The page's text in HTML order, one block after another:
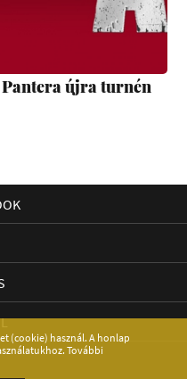
Pantera újra turnén
(cookie) használ. A honlap
További